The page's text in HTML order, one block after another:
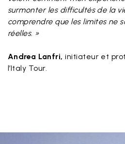
surmonter les difficultés de la
comprendre que les limites ne
réelles. »
Andrea Lanfri, initiateur et
l’Italy Tour.